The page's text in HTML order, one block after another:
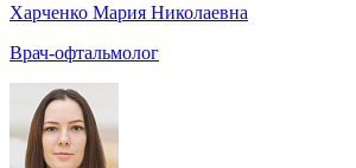
Харченко Мария Николаевна
Врач-офтальмолог